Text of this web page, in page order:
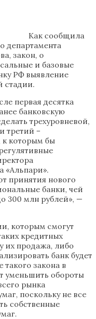
Как сообщила
департамента
закон, о
и базовые
РФ выявление
стадии.
первая десятка
банковскую
трехуровневой,
третий –
к которым бы
«Альпари».
принятия нового
банки, чей
300 млн рублей», —
которым смогут
кредитных
их продажа, либо
банк будет
закона в
уменьшить обороты
рынка
поскольку не все
собственные